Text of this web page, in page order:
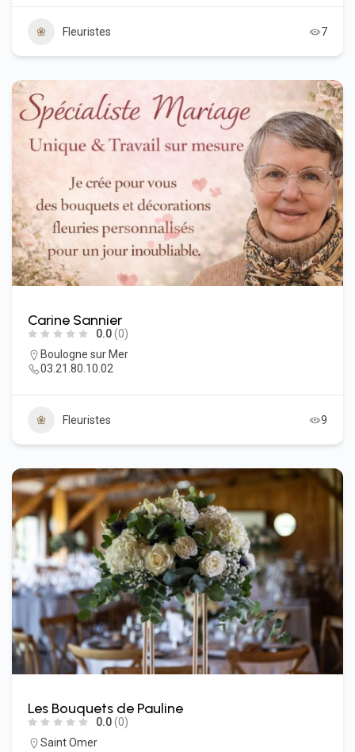
Fleuristes 7
Carine Sannier
0.0(0)
Boulogne sur Mer
03.21.80.10.02
Fleuristes 9
Les Bouquets de Pauline
0.0(0)
Saint Omer